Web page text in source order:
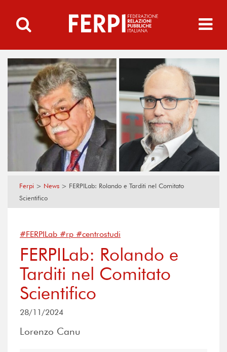
Ferpi > News > FERPILab: Rolando e Tarditi nel Comitato
Scientifico
#FERPILab #rp #centrostudi
FERPILab: Rolando e
Tarditi nel Comitato
Scientifico
28/11/2024
Lorenzo Canu